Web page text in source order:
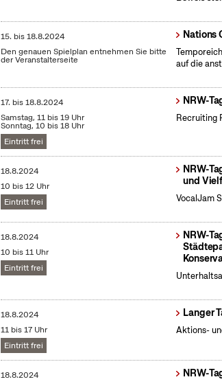
15. bis18.8.2024
Den genauen Spielplan entnehmen Sie bitte
der Veranstalterseite
Nations
auf die
17. bis18.8.2024
Samstag, 11 bis 19 Uhr
Sonntag, 10 bis 18 Uhr
Eintritt frei
NRW-
Recruiting
18.8.2024
10 bis 12 Uhr
Eintritt frei
NRW-
und
VocalJam
18.8.2024
10 bis 11 Uhr
Eintritt frei
NRW-
18.8.2024
11 bis 17 Uhr
Eintritt frei
Langer
Aktions-
18.8.2024
NRW-